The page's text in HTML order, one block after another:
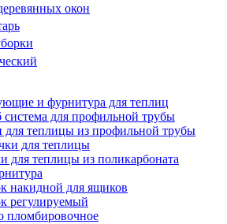
окон
и фурнитура для теплиц
система для профильной трубы
для теплицы из профильной трубы
для теплицы
для теплицы из поликарбоната
накидной для ящиков
регулируемый
пломбировочное